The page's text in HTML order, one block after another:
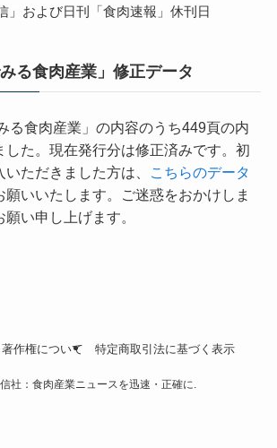
」および日刊「食肉速報」休刊日
みる食肉産業」修正データ
る食肉産業」の内容のうち449頁の内
した。現在発行分は修正済みです。初
ただきました方は、
こちらのデータ
願いいたします。ご迷惑をおかけしま
い申し上げます。
著作権について 特定商取引法に基づく表示
社：食肉産業ニュースを迅速・正確に.